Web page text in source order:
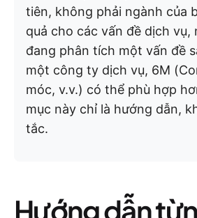
tiên, không phải ngành của
quả cho các vấn đề dịch vụ,
đang phân tích một vấn đề
một công ty dịch vụ, 6M
móc, v.v.) có thể phù hợp
mục này chỉ là hướng dẫn,
tắc.
Hướng dẫn